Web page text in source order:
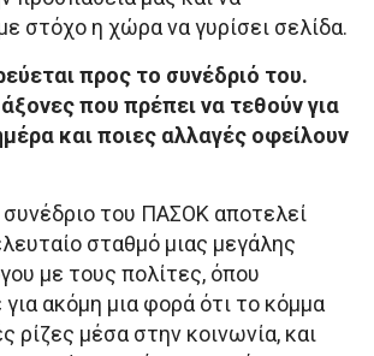
στόχο η χώρα να γυρίσει σελίδα.
προς το συνέδριό του.
άξονες που πρέπει να τεθούν για
και ποιες αλλαγές οφείλουν
συνέδριο του ΠΑΣΟΚ αποτελεί
σταθμό μιας μεγάλης
με τους πολίτες, όπου
ακόμη μια φορά ότι το κόμμα
ρίζες μέσα στην κοινωνία, και